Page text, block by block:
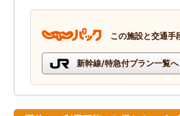
この施設と交通手
新幹線/特急付プラン一覧へ